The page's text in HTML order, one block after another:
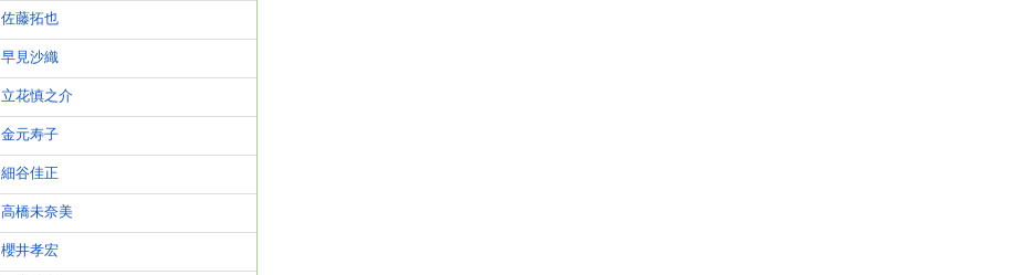
佐藤拓也
早見沙織
立花慎之介
金元寿子
細谷佳正
高橋未奈美
櫻井孝宏